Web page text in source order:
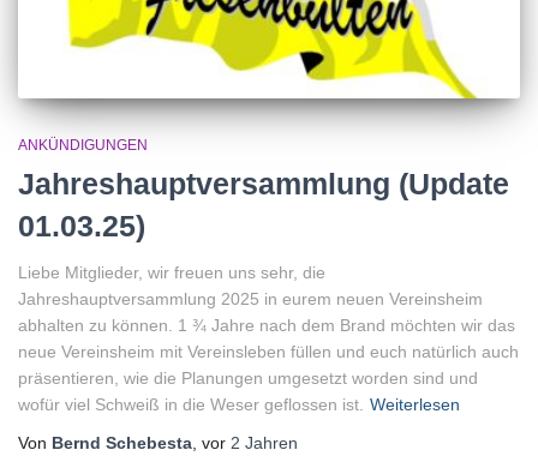
ANKÜNDIGUNGEN
Jahreshauptversammlung (Update
01.03.25)
Liebe Mitglieder, wir freuen uns sehr, die
Jahreshauptversammlung 2025 in eurem neuen Vereinsheim
abhalten zu können. 1 ¾ Jahre nach dem Brand möchten wir das
neue Vereinsheim mit Vereinsleben füllen und euch natürlich auch
präsentieren, wie die Planungen umgesetzt worden sind und
wofür viel Schweiß in die Weser geflossen ist. Weiterlesen
Von Bernd Schebesta , vor 2 Jahren